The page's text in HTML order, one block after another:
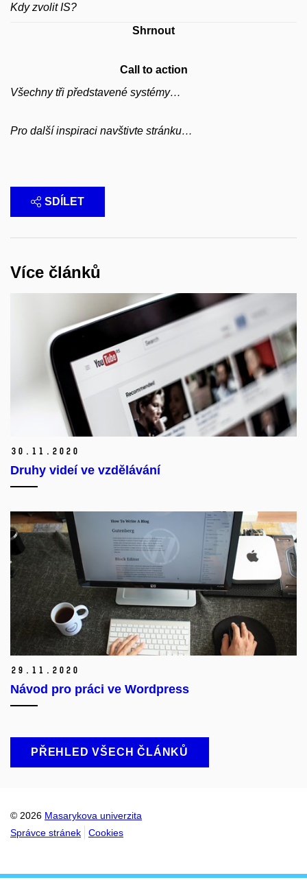
Kdy zvolit IS?
Shrnout
Call to action
Všechny tři představené systémy…
Pro další inspiraci navštivte stránku…
SDÍLET
Více článků
30. 11. 2020
Druhy videí ve vzdělávání
29. 11. 2020
Návod pro práci ve Wordpress
PŘEHLED VŠECH ČLÁNKŮ
© 2026 Masarykova univerzita
Správce stránek
Cookies